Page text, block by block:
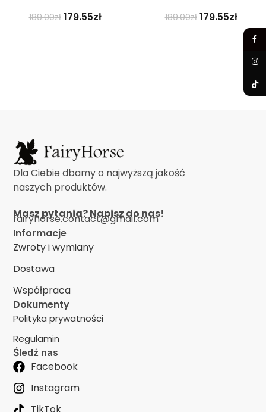
189.00zł 179.55zł 189.00zł 179.55zł
Dla Ciebie dbamy o najwyższą jakość
naszych produktów.
Masz pytania? Napisz do nas!
fairyhorse.contact@gmail.com
Informacje
Zwroty i wymiany
Dostawa
Współpraca
Dokumenty
Polityka prywatności
Regulamin
Śledź nas
Facebook
Instagram
TikTok